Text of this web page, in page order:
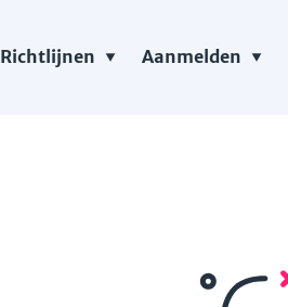
Richtlijnen Aanmelden